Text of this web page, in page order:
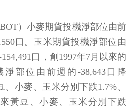
）小麥期貨投機淨部位由前
口。玉米期貨投機淨部位由
口，創1997年7月以來的
部位由前週的-38,643口降
、小麥、玉米分別下跌1.7%、
黃豆、小麥、玉米分別下跌